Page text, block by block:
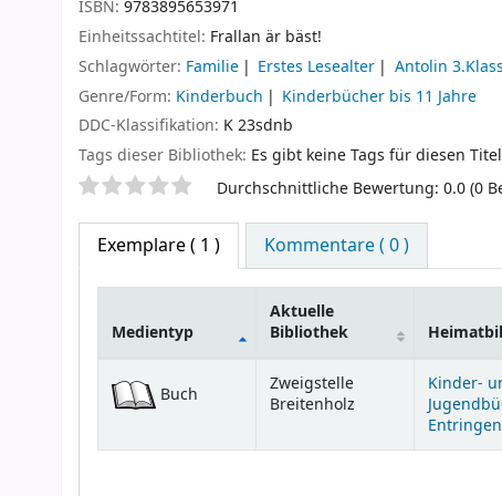
ISBN: 9783895653971
Einheitssachtitel: Frallan är bäst!
Schlagwörter: Familie Erstes Lesealter
Antolin
Genre/Form: Kinderbuch
Kinderbücher bis 11 Jahre
DDC-Klassifikation: K 23sdnb
Tags dieser Bibliothek: Es gibt keine Tags für diesen
SternchenbewertungDurchschnittliche Bewertung: 0.0 (0
Exemplare( 1 ) Kommentare ( 0 )
Medientyp
Aktuelle
Bibliothek
Buch
Zweigstelle
Breitenholz
Kinder-
Entringen